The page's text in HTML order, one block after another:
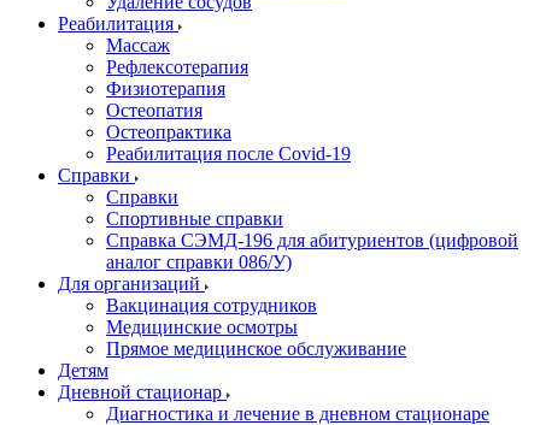
Реабилитация
Массаж
Рефлексотерапия
Физиотерапия
Остеопатия
Остеопрактика
Реабилитация после Covid-19
Справки
Справки
Спортивные справки
Справка СЭМД‑196 для абитуриентов (цифровой
аналог справки 086/У)
Для организаций
Вакцинация сотрудников
Медицинские осмотры
Прямое медицинское обслуживание
Детям
Дневной стационар
Диагностика и лечение в дневном стационаре